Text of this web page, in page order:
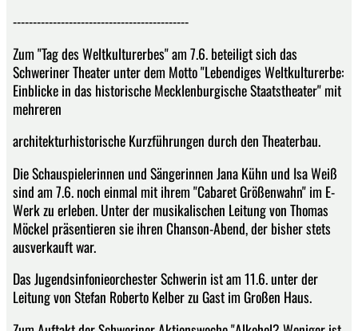
--------------------------------------------
Zum "Tag des Weltkulturerbes" am 7.6. beteiligt sich das
Schweriner Theater unter dem Motto "Lebendiges Weltkulturerbe:
Einblicke in das historische Mecklenburgische Staatstheater" mit
mehreren
architekturhistorische Kurzführungen durch den Theaterbau.
Die Schauspielerinnen und Sängerinnen Jana Kühn und Isa Weiß
sind am 7.6. noch einmal mit ihrem "Cabaret Größenwahn" im E-
Werk zu erleben. Unter der musikalischen Leitung von Thomas
Möckel präsentieren sie ihren Chanson-Abend, der bisher stets
ausverkauft war.
Das Jugendsinfonieorchester Schwerin ist am 11.6. unter der
Leitung von Stefan Roberto Kelber zu Gast im Großen Haus.